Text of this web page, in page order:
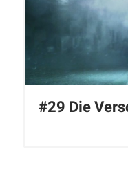
#29 Die